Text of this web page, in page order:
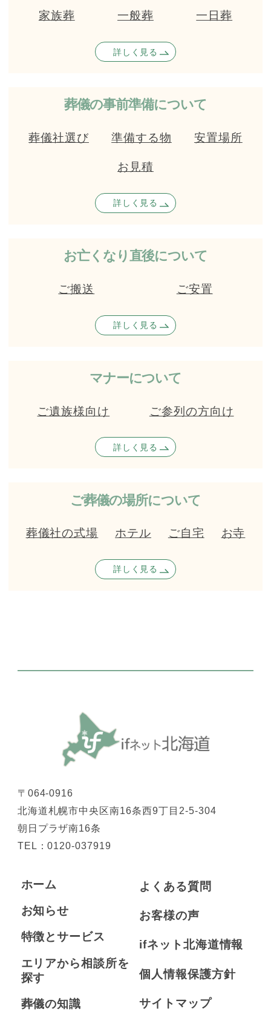
家族葬 一般葬 一日葬
詳しく見る
葬儀の事前準備について
葬儀社選び 準備する物 安置場所
お見積
詳しく見る
お亡くなり直後について
ご搬送 ご安置
詳しく見る
マナーについて
ご遺族様向け ご参列の方向け
詳しく見る
ご葬儀の場所について
葬儀社の式場 ホテル ご自宅 お寺
詳しく見る
〒064-0916
北海道札幌市中央区南16条西9丁目2-5-304
朝日プラザ南16条
TEL：0120-037919
ホーム
お知らせ
特徴とサービス
エリアから相談所を
探す
葬儀の知識
よくある質問
お客様の声
ifネット北海道情報
個人情報保護方針
サイトマップ